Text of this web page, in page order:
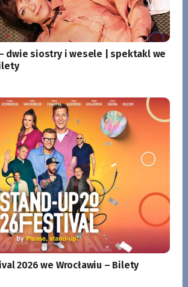
dwie siostry i wesele | spektakl we
2026 we Wrocławiu – Bilety